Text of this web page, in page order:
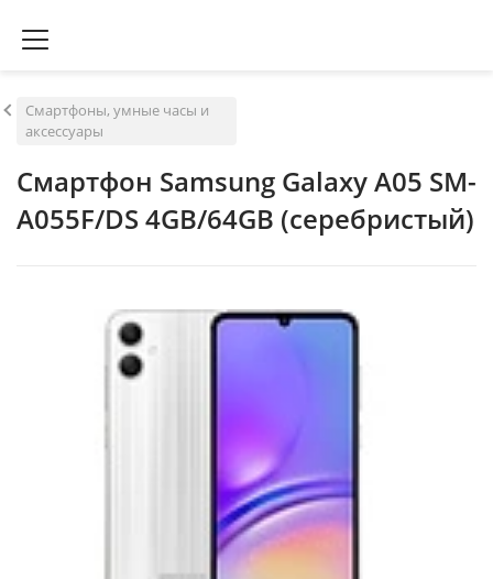
Смартфоны, умные часы и
аксессуары
Смартфон Samsung Galaxy A05 SM-
A055F/DS 4GB/64GB (серебристый)